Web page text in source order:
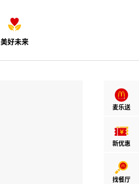
美好未来
麦乐送
新优惠
找餐厅